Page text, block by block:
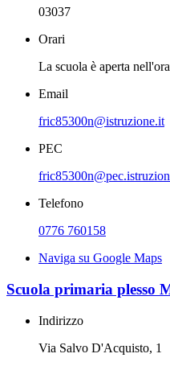
03037
Orari
La scuola è aperta
Email
fric85300n@istruzione.it
PEC
Telefono
0776 760158
Naviga su Google Maps
Scuola primaria plesso
Indirizzo
Via Salvo D'Acquisto, 1